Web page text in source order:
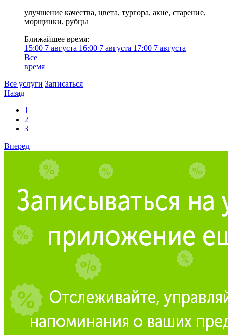
улучшение качества, цвета, тургора, акне, старение,
морщинки, рубцы
Ближайшее время:
15:00 7 августа 16:00 7 августа 17:00 7 августа
Все
время
Все услуги Записаться
Назад
1
2
3
Вперед